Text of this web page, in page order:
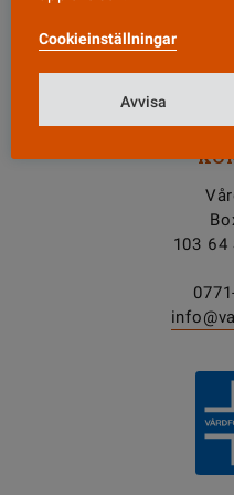
103
Cookieinställningar
Avvisa